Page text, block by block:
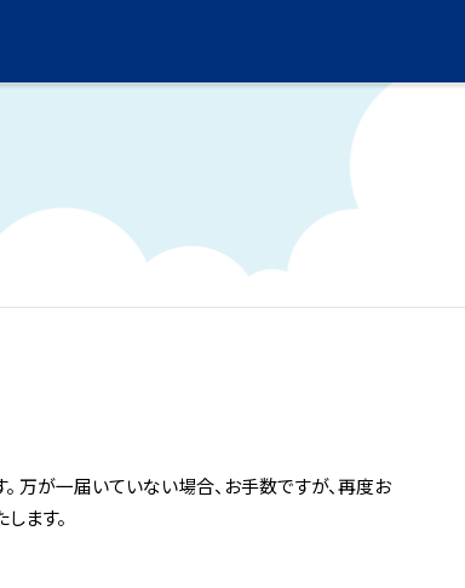
万が一届いていない場合、お手数ですが、再度お
ます。